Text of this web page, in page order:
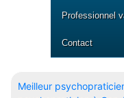
Professionnel
Contact
Meilleur